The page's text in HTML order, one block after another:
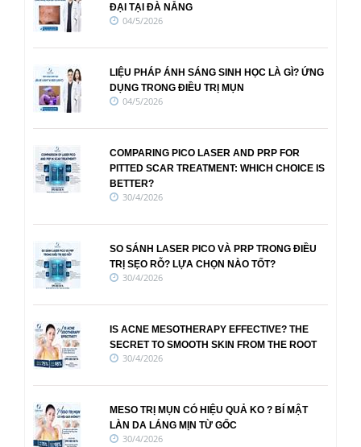
ĐẠI TẠI ĐÀ NẴNG
04/5/2026
LIỆU PHÁP ÁNH SÁNG SINH HỌC LÀ GÌ? ỨNG
DỤNG TRONG ĐIỀU TRỊ MỤN
04/5/2026
COMPARING PICO LASER AND PRP FOR
PITTED SCAR TREATMENT: WHICH CHOICE IS
BETTER?
30/4/2026
SO SÁNH LASER PICO VÀ PRP TRONG ĐIỀU
TRỊ SẸO RỖ? LỰA CHỌN NÀO TỐT?
30/4/2026
IS ACNE MESOTHERAPY EFFECTIVE? THE
SECRET TO SMOOTH SKIN FROM THE ROOT
30/4/2026
MESO TRỊ MỤN CÓ HIỆU QUẢ KO ? BÍ MẬT
LÀN DA LÁNG MỊN TỪ GỐC
30/4/2026